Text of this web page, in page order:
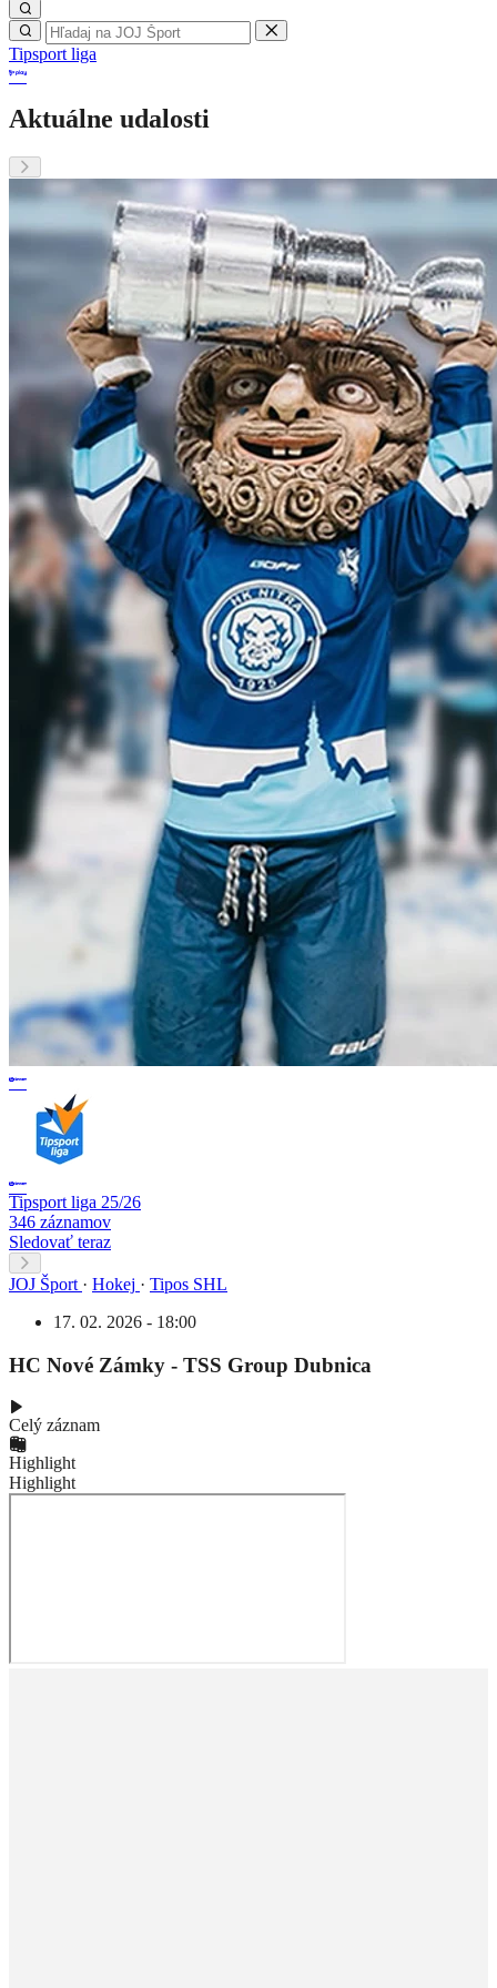
Tipsport liga
Aktuálne udalosti
Tipsport liga 25/26
346 záznamov
Sledovať teraz
JOJ Šport · Hokej · Tipos SHL
17. 02. 2026 - 18:00
HC Nové Zámky - TSS Group Dubnica
Celý záznam
Highlight
Highlight